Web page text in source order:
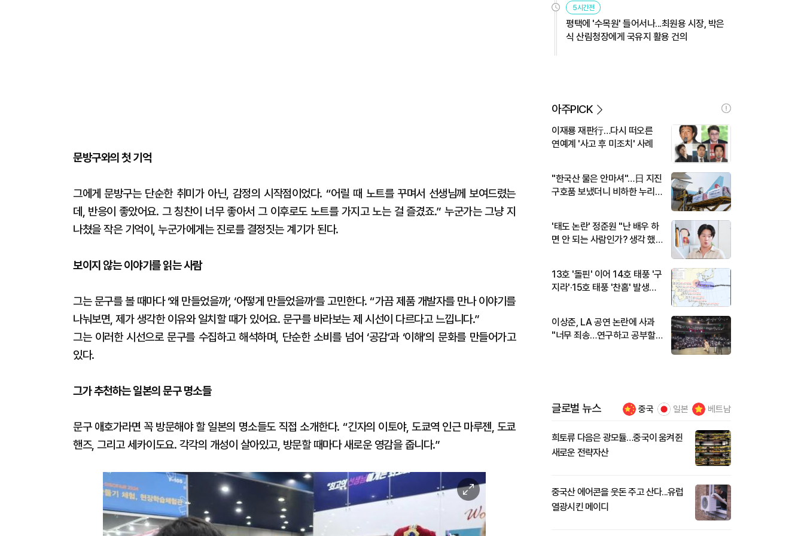
문방구와의 첫 기억
그에게 문방구는 단순한 취미가 아닌, 감정의 시작점이었다. “어릴 때 노트를 꾸며서 선생님께 보여드렸는
데, 반응이 좋았어요. 그 칭찬이 너무 좋아서 그 이후로도 노트를 가지고 노는 걸 즐겼죠.” 누군가는 그냥 지
나쳤을 작은 기억이, 누군가에게는 진로를 결정짓는 계기가 된다.
보이지 않는 이야기를 읽는 사람
그는 문구를 볼 때마다 ‘왜 만들었을까’, ‘어떻게 만들었을까’를 고민한다. “가끔 제품 개발자를 만나 이야기를
나눠보면, 제가 생각한 이유와 일치할 때가 있어요. 문구를 바라보는 제 시선이 다르다고 느낍니다.”
그는 이러한 시선으로 문구를 수집하고 해석하며, 단순한 소비를 넘어 ‘공감’과 ‘이해’의 문화를 만들어가고
있다.
그가 추천하는 일본의 문구 명소들
문구 애호가라면 꼭 방문해야 할 일본의 명소들도 직접 소개한다. “긴자의 이토야, 도쿄역 인근 마루젠, 도쿄
핸즈, 그리고 세카이도요. 각각의 개성이 살아있고, 방문할 때마다 새로운 영감을 줍니다.”
이
미
5시간전
평택에 '수목원' 들어서나...최원용 시장, 박은
식 산림청장에게 국유지 활용 건의
아주PICK
이재룡 재판行…다시 떠오른
연예계 '사고 후 미조치' 사례
"한국산 물은 안마셔"…日 지진
구호품 보냈더니 비하한 누리
'태도 논란' 정준원 "난 배우 하
면 안 되는 사람인가? 생각 했
13호 '돌핀' 이어 14호 태풍 '구
지라'·15호 태풍 '찬홈' 발생…
이상준, LA 공연 논란에 사과
"너무 죄송…연구하고 공부할
글로벌 뉴스 중국 일본 베트남
희토류 다음은 광모듈…중국이 움켜쥔
새로운 전략자산
중국산 에어콘을 웃돈 주고 산다...유럽
열광시킨 메이디